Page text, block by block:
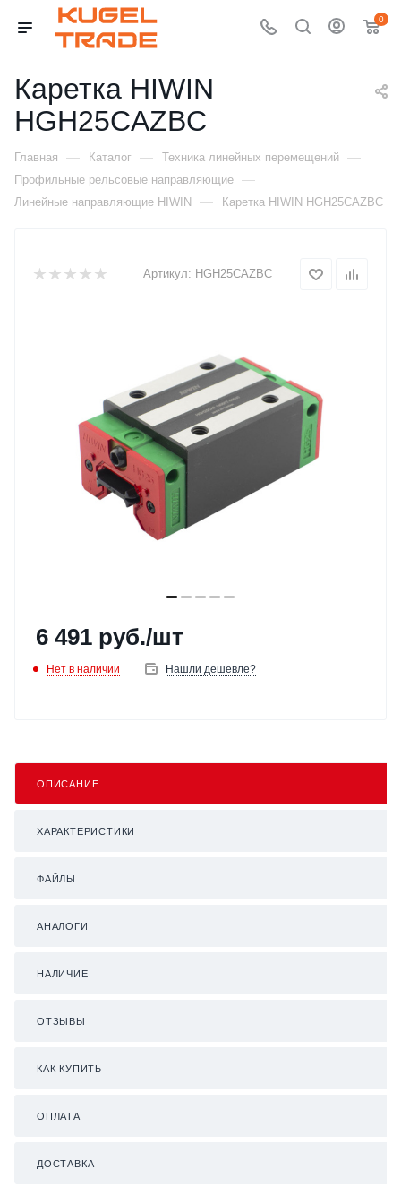
0
Каретка HIWIN
HGH25CAZBC
Главная — Каталог — Техника линейных перемещений —
Профильные рельсовые направляющие —
Линейные направляющие HIWIN — Каретка HIWIN HGH25CAZBC
Артикул: HGH25CAZBC
6 491 руб./шт
Нет в наличии Нашли дешевле?
ОПИСАНИЕ
ХАРАКТЕРИСТИКИ
ФАЙЛЫ
АНАЛОГИ
НАЛИЧИЕ
ОТЗЫВЫ
КАК КУПИТЬ
ОПЛАТА
ДОСТАВКА